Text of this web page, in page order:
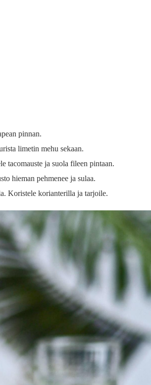
pinnan.
limetin mehu sekaan.
tacomauste ja suola fileen pintaan.
hieman pehmenee ja sulaa.
Koristele korianterilla ja tarjoile.